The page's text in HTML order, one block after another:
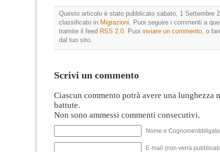
Questo articolo è stato pubblicato sabato, 1 Settembre
classificato in Migrazioni . Puoi seguire i commenti a
tramite il feed RSS 2.0 . Puoi inviare un commento , o
dal tuo sito.
Scrivi un commento
Ciascun commento potrà avere una lunghezza
battute.
Non sono ammessi commenti consecutivi.
Nome e
E-mail (non verrà